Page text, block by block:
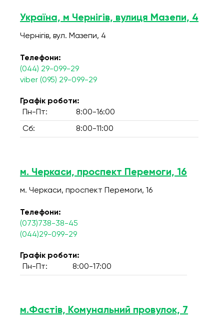
Україна, м Чернігів, вулиця Мазепи, 4
Чернігів, вул. Мазепи, 4
Телефони:
(044) 29-099-29
viber (095) 29-099-29
Графік роботи:
Пн-Пт:
8:00-16:00
Сб: 8:00-11:00
м. Черкаси, проспект Перемоги, 16
м. Черкаси, проспект Перемоги, 16
Телефони:
(073)738-38-45
(044)29-099-29
Графік роботи:
Пн-Пт:
8:00-17:00
м.Фастів, Комунальний провулок, 7